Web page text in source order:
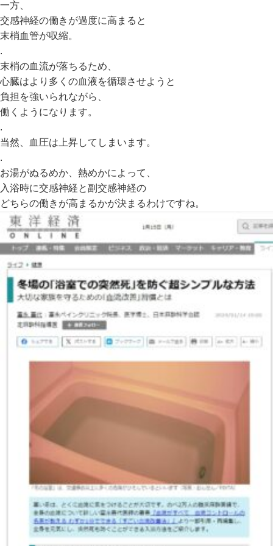
一方、
交感神経の働きが過度に高まると
末梢血管が収縮。
.
末梢の血流が落ちるため、
心臓はより多くの血液を循環させようと
負担を強いられながら、
働くようになります。
.
当然、血圧は上昇してしまいます。
.
お湯がぬるめか、熱めかによって、
入浴時に交感神経と副交感神経の
どちらの働きが高まるかが決まるわけですね。